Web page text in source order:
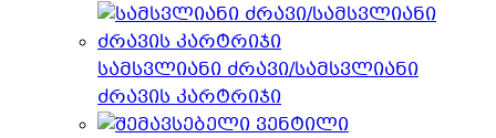
სამსვლიანი ძრავი/სამსვლიანი
ძრავის კარტრიჯი